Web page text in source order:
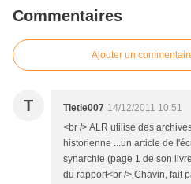
Commentaires
Ajouter un
T Tietie007 14/12/2011 10:51
<br /> ALR utilise des
historienne ...un article de
synarchie (page 1 de son
du rapport<br /> Chavin, fait